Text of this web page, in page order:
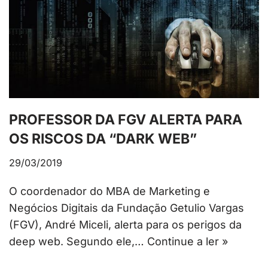
PROFESSOR DA FGV ALERTA PARA
OS RISCOS DA “DARK WEB”
29/03/2019
O coordenador do MBA de Marketing e
Negócios Digitais da Fundação Getulio Vargas
(FGV), André Miceli, alerta para os perigos da
deep web. Segundo ele,… Continue a ler »